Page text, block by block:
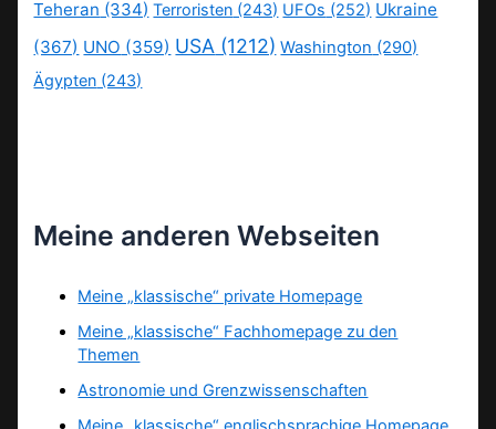
Teheran (334) Terroristen (243) UFOs (252) Ukraine
(367) UNO (359) USA (1212) Washington (290)
Ägypten (243)
Meine anderen Webseiten
Meine „klassische“ private Homepage
Meine „klassische“ Fachhomepage zu den
Themen
Astronomie und Grenzwissenschaften